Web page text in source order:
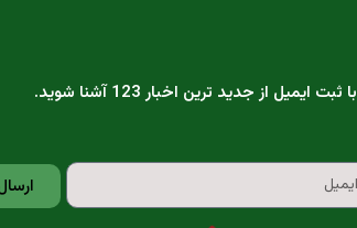
با ثبت ایمیل از جدید ترین اخبار 123 آشنا شوید.